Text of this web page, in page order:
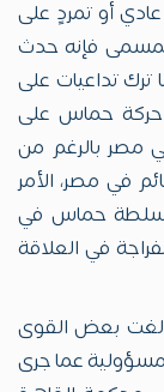
أو تمردٍ على
فإنه حدث
ترك تداعيات على
حركة حماس على
مصر بالرغم من
في مصر، الأمر
وسلطة حماس في
في العلاقة
بعض القوى
عما جرى